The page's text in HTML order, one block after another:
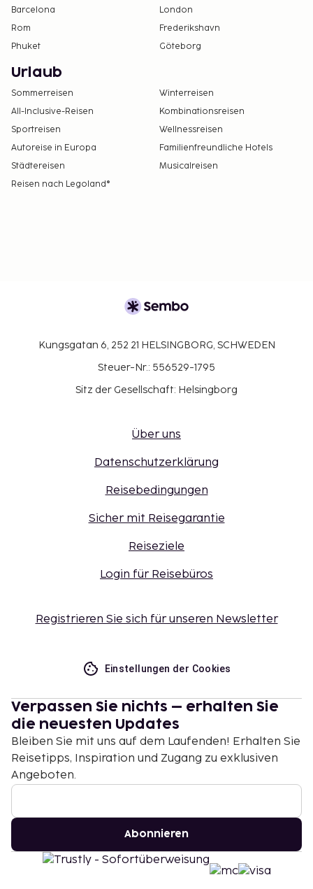
Barcelona
London
Rom
Frederikshavn
Phuket
Göteborg
Urlaub
Sommerreisen
Winterreisen
All-Inclusive-Reisen
Kombinationsreisen
Sportreisen
Wellnessreisen
Autoreise in Europa
Familienfreundliche Hotels
Städtereisen
Musicalreisen
Reisen nach Legoland®
Kungsgatan 6, 252 21 HELSINGBORG, SCHWEDEN
Steuer-Nr.: 556529-1795
Sitz der Gesellschaft: Helsingborg
Über uns
Datenschutzerklärung
Reisebedingungen
Sicher mit Reisegarantie
Reiseziele
Login für Reisebüros
Registrieren Sie sich für unseren Newsletter
Einstellungen der Cookies
Verpassen Sie nichts – erhalten Sie
die neuesten Updates
Bleiben Sie mit uns auf dem Laufenden! Erhalten Sie
Reisetipps, Inspiration und Zugang zu exklusiven
Angeboten.
Abonnieren